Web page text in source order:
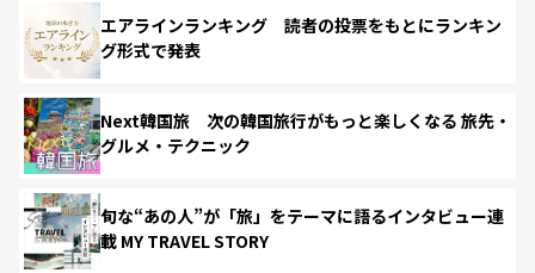
エアラインランキング 読者の投票をもとにランキン
グ形式で発表
Next韓国旅 次の韓国旅行がもっと楽しくなる 旅先・
グルメ・テクニック
旬な“あの人”が「旅」をテーマに語るインタビュー連
載 MY TRAVEL STORY